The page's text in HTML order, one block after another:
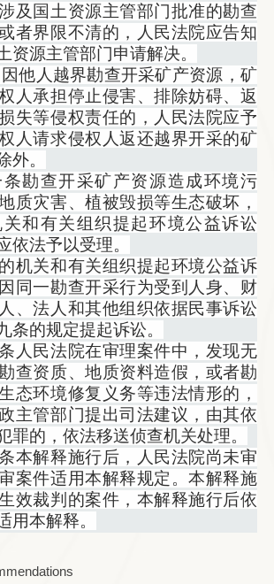
及国土资源主管部门批准的勘查
者界限不清的，人民法院应告知
资源主管部门申请解决。
人越界勘查开采矿产资源，矿
人承担停止侵害、排除妨碍、返
失等侵权责任的，人民法院应予
人请求侵权人返还越界开采的矿
外。
查开采矿产资源造成环境污
质灾害、植被毁损等生态破坏，
和有关组织提起环境公益诉讼
依法予以受理。
关和有关组织提起环境公益诉
同一勘查开采行为受到人身、财
、法人和其他组织依据民事诉讼
条的规定提起诉讼。
民法院在审理案件中，发现无
查资质、地质资料造假，或者勘
态环境修复义务等违法情形的，
主管部门提出司法建议，由其依
罪的，依法移送侦查机关处理。
解释施行后，人民法院尚未审
案件适用本解释规定。本解释施
效裁判的案件，本解释施行后依
用本解释。